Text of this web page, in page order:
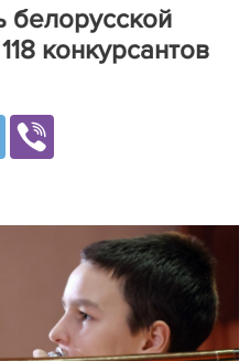
белорусской
конкурсантов